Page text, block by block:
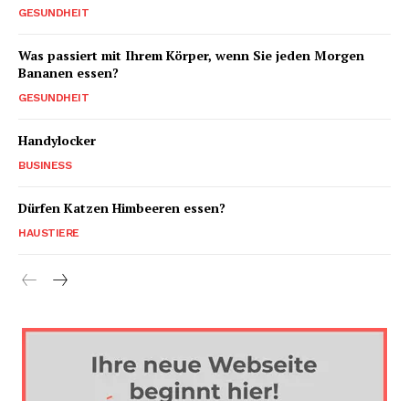
GESUNDHEIT
Was passiert mit Ihrem Körper, wenn Sie jeden Morgen
Bananen essen?
GESUNDHEIT
Handylocker
BUSINESS
Dürfen Katzen Himbeeren essen?
HAUSTIERE